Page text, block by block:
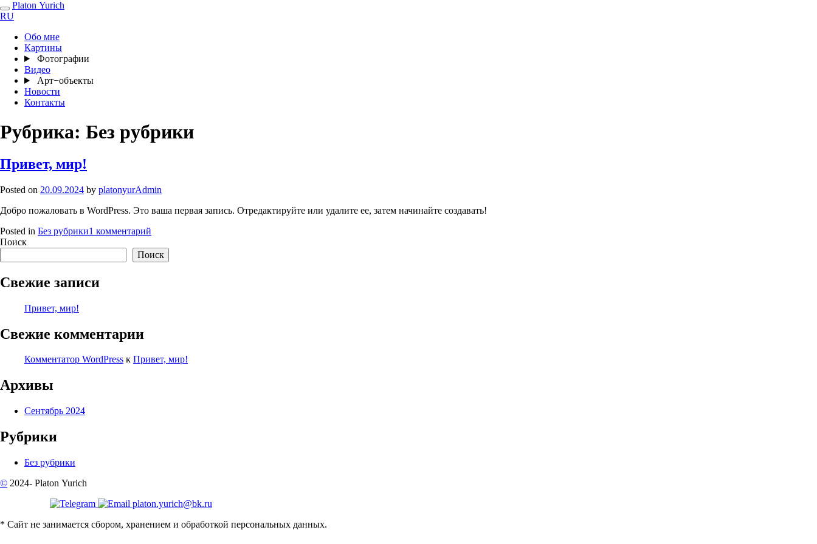
Platon Yurich
RU
Обо мне
Картины
Фотографии
Видео
Арт−объекты
Новости
Контакты
Рубрика: Без рубрики
Привет, мир!
Posted on 20.09.2024 by platonyurAdmin
Добро пожаловать в WordPress. Это ваша первая запись. Отредактируйте или удалите ее, затем начинайте создавать!
Posted in Без рубрики1 комментарий
Привет,
мир!
Поиск
Поиск
Свежие записи
Привет, мир!
Свежие комментарии
Комментатор WordPress к Привет, мир!
Архивы
Сентябрь 2024
Рубрики
Без рубрики
© 2024- Platon Yurich
platon.yurich@bk.ru
* Сайт не занимается сбором, хранением и обработкой персональных данных.